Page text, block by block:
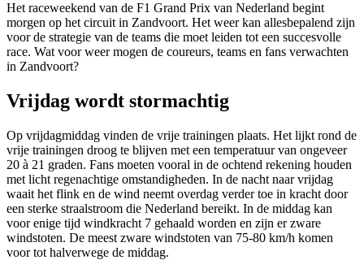
Het raceweekend van de F1 Grand Prix van Nederland begint
morgen op het circuit in Zandvoort. Het weer kan allesbepalend zijn
voor de strategie van de teams die moet leiden tot een succesvolle
race. Wat voor weer mogen de coureurs, teams en fans verwachten
in Zandvoort?
Vrijdag wordt stormachtig
Op vrijdagmiddag vinden de vrije trainingen plaats. Het lijkt rond de
vrije trainingen droog te blijven met een temperatuur van ongeveer
20 à 21 graden. Fans moeten vooral in de ochtend rekening houden
met licht regenachtige omstandigheden. In de nacht naar vrijdag
waait het flink en de wind neemt overdag verder toe in kracht door
een sterke straalstroom die Nederland bereikt. In de middag kan
voor enige tijd windkracht 7 gehaald worden en zijn er zware
windstoten. De meest zware windstoten van 75-80 km/h komen
voor tot halverwege de middag.